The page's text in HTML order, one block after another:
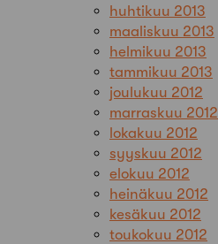
huhtikuu 2013
maaliskuu 2013
helmikuu 2013
tammikuu 2013
joulukuu 2012
marraskuu 2012
lokakuu 2012
syyskuu 2012
elokuu 2012
heinäkuu 2012
kesäkuu 2012
toukokuu 2012